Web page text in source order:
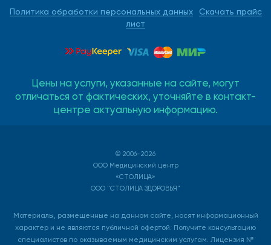
Политика обработки персональных данных
Скачать прайс
лист
Цены на услуги, указанные на сайте, могут
отличаться от фактических, уточняйте в контакт-
центре актуальную информацию.
© 2006-2026
ООО Медицинский центр
«СТОЛИЦА»
ООО "СТОЛИЦА ЗДОРОВЬЯ"
Материалы, размещенные на данном сайте, носят информационный
характер и не являются публичной офертой. Получите консультацию
специалистов по оказываемым медицинским услугам. Лицензия №